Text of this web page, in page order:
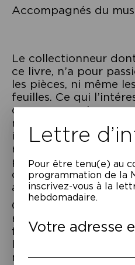
Accompagnés du
Le collectionneur
ce livre, n’a pour
les pièces, ni même
feuilles. Ce qui
consacre sa vie, ce
n’importe quelles
indiquent la droite. De
rue, son voisin trouve
pour la bonne raison
collectionneur de
affectionne montrent
Guillaume Chauchat
racontent cette
fer dont ils se sont
l’univers de cet
manipulations et
Lettre
Pour être tenu(e) au
programmation de la
inscrivez-vous à la
hebdomadaire.
Votre adresse